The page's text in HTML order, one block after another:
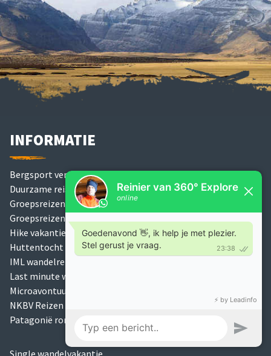
INFORMATIE
Bergsport verzekering
Duurzame reisorganisatie
Groepsreizen
Groepsreizen op maat
Hike vakantie groep
Huttentocht
IML wandelreizen
Last minute wandelvakantie
Microavontuur
NKBV Reizen
Patagonië rondreis
Single wandelvakantie